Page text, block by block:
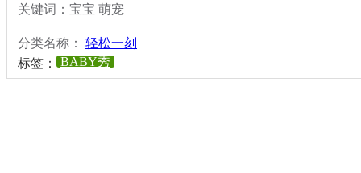
关键词：宝宝 萌宠
分类名称： 轻松一刻
标签：
BABY秀